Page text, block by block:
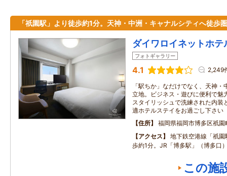
「祇園駅」より徒歩約1分。天神・中洲・キャナルシティへ徒歩
ダイワロイネットホ
フォトギャラリー
4.1 2,249
「駅ちか」なだけでなく、天神
立地。ビジネス・遊びに便利で魅
スタイリッシュで洗練された内装
適ホテルステイをお過ごし下さい
住所
福岡県福岡市博多区祇園
アクセス
地下鉄空港線「祇
歩約1分。JR「博多駅」（博多口
この施